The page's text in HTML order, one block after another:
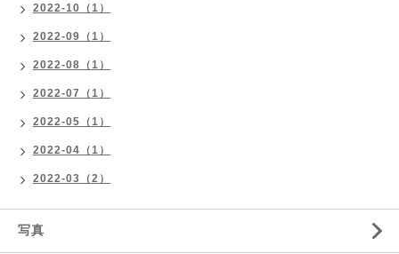
2022-10（1）
2022-09（1）
2022-08（1）
2022-07（1）
2022-05（1）
2022-04（1）
2022-03（2）
写真